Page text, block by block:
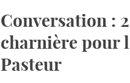
Conversation :
charnière pour
Pasteur